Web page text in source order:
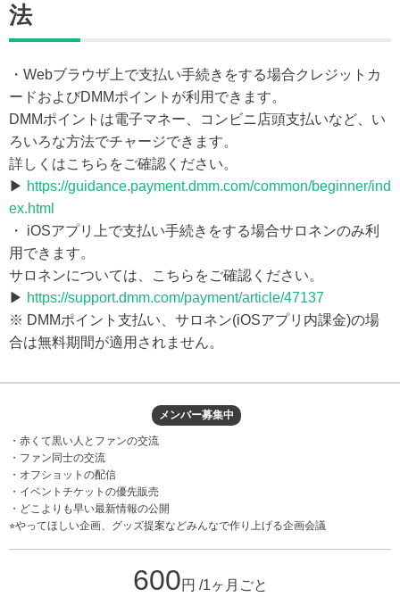
法
・Webブラウザ上で支払い手続きをする場合クレジットカ
ードおよびDMMポイントが利用できます。
DMMポイントは電子マネー、コンビニ店頭支払いなど、い
ろいろな方法でチャージできます。
詳しくはこちらをご確認ください。
▶ https://guidance.payment.dmm.com/common/beginner/ind
ex.html
・ iOSアプリ上で支払い手続きをする場合サロネンのみ利
用できます。
サロネンについては、こちらをご確認ください。
▶ https://support.dmm.com/payment/article/47137
※ DMMポイント支払い、サロネン(iOSアプリ内課金)の場
合は無料期間が適用されません。
メンバー募集中
・赤くて黒い人とファンの交流
・ファン同士の交流
・オフショットの配信
・イベントチケットの優先販売
・どこよりも早い最新情報の公開
⭐︎やってほしい企画、グッズ提案などみんなで作り上げる企画会議
600円 /1ヶ月ごと